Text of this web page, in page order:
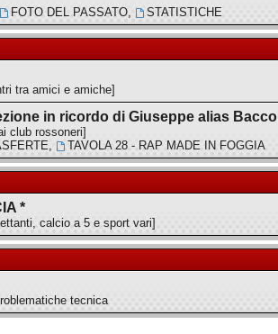
FOTO DEL PASSATO, STATISTICHE
tra amici e amiche]
in ricordo di Giuseppe alias Bacco
club rossoneri]
, TAVOLA 28 - RAP MADE IN FOGGIA
*
calcio a 5 e sport vari]
tecnica